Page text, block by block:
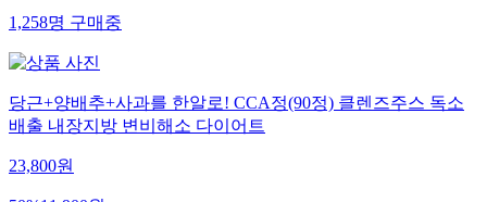
1,258명구매중
당근+양배추+사과를 한알로! CCA정(90정) 클렌즈주스 독소
배출 내장지방 변비해소 다이어트
23,800원